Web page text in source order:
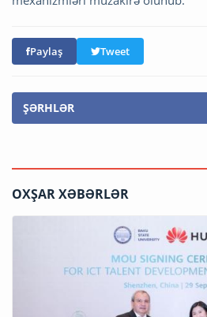
Paylaş Tweet
ŞƏRHLƏR
OXŞAR XƏBƏRLƏR